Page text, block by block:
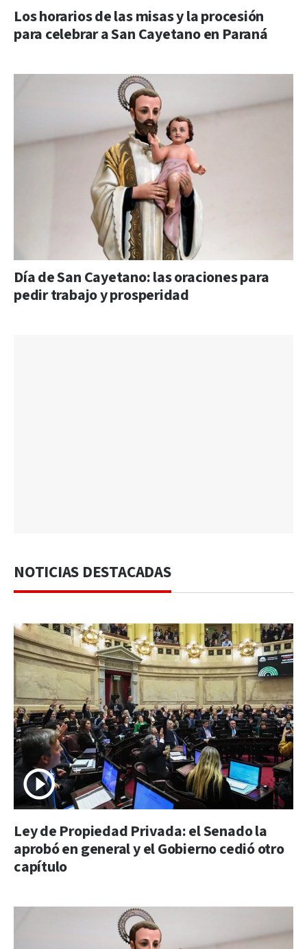
Los horarios de las misas y la procesión
para celebrar a San Cayetano en Paraná
Día de San Cayetano: las oraciones para
pedir trabajo y prosperidad
NOTICIAS DESTACADAS
Ley de Propiedad Privada: el Senado la
aprobó en general y el Gobierno cedió otro
capítulo